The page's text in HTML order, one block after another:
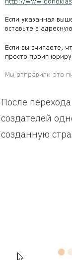
После
создателей
созданную